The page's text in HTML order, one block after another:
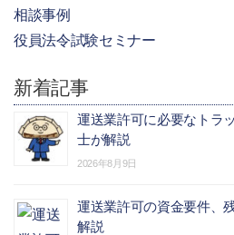
相談事例
役員法令試験セミナー
新着記事
運送業許可に必要なトラ
士が解説
2026年8月9日
運送業許可の資金要件、
解説